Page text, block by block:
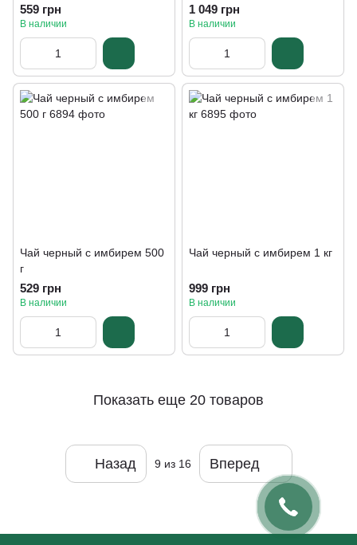
559 грн
В наличии
1 049 грн
В наличии
Чай черный с имбирем 500
г
529 грн
В наличии
Чай черный с имбирем 1 кг
999 грн
В наличии
Показать еще 20 товаров
Назад 9из 16 Вперед